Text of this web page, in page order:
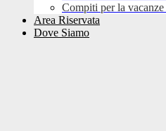
Compiti per la
Area Riservata
Dove Siamo